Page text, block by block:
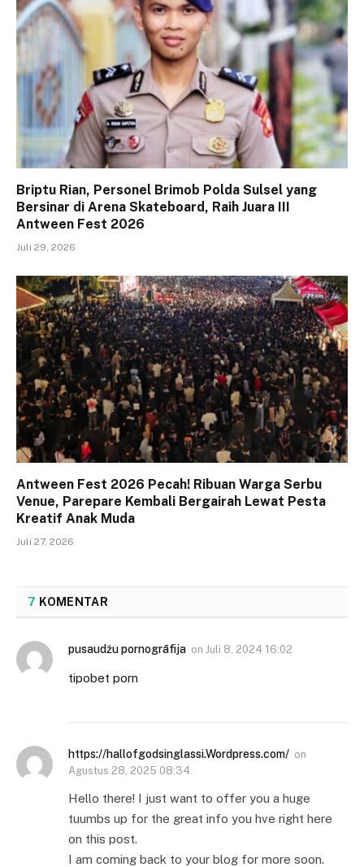
Briptu Rian, Personel Brimob Polda Sulsel yang
Bersinar di Arena Skateboard, Raih Juara III
Antween Fest 2026
Juli 29, 2026
Antween Fest 2026 Pecah! Ribuan Warga Serbu
Venue, Parepare Kembali Bergairah Lewat Pesta
Kreatif Anak Muda
Juli 27, 2026
7 KOMENTAR
pusaudžu pornogrāfija on Juli 8, 2024 16:02
tipobet porn
https://hallofgodsinglassi.Wordpress.com/ on
Agustus 28, 2025 08:34
Hello there! I just want to offer you a huge
tuumbs up for the great info you hve right here
on this post.
I am coming back to your blog for more soon.